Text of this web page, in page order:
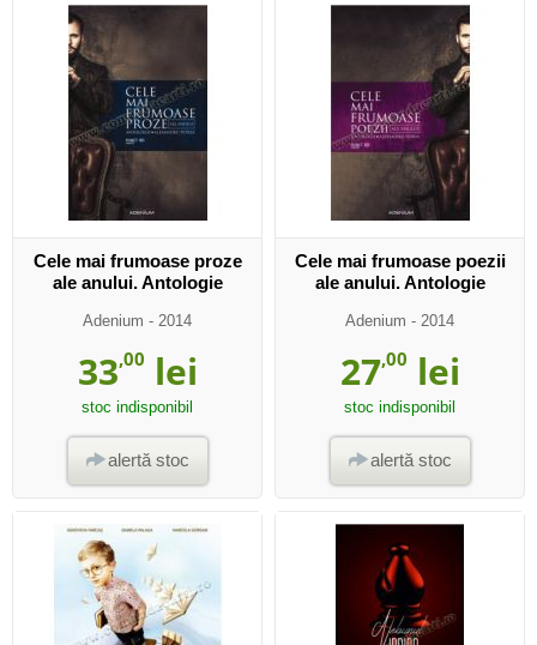
Cele mai frumoase proze
ale anului. Antologie
Adenium - 2014
33,00 lei
stoc indisponibil
alertă stoc
Cele mai frumoase poezii
ale anului. Antologie
Adenium - 2014
27,00 lei
stoc indisponibil
alertă stoc